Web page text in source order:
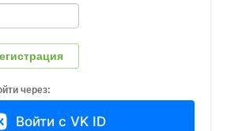
через:
Войти с VK ID